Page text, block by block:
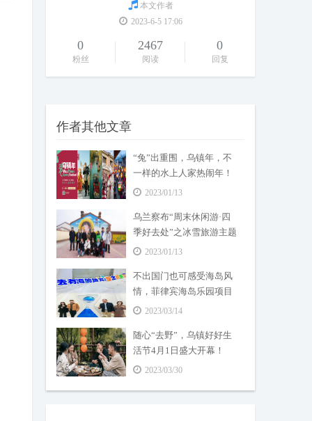
本文作者
2023-6-5 17:06
0
粉丝
2467
阅读
0
回复
作者其他文章
“兔”出重围，乌镇年，不
一样的水上人家热闹年！
2023/01/13
乌兰察布“周末休闲游·四
季好去处”之冰雪旅游主题
系列活动——冬季冰雪康
2023/01/13
不出国门也可感受海岛风
情，菲律宾海岛乐园项目
正式启动！
2023/03/14
随心“去野”，乌镇好好生
活节4月1日盛大开幕！
2023/03/30